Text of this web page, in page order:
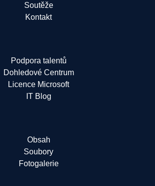
Soutěže
Kontakt
Podpora talentů
Dohledové Centrum
Licence Microsoft
IT Blog
Obsah
Soubory
Fotogalerie